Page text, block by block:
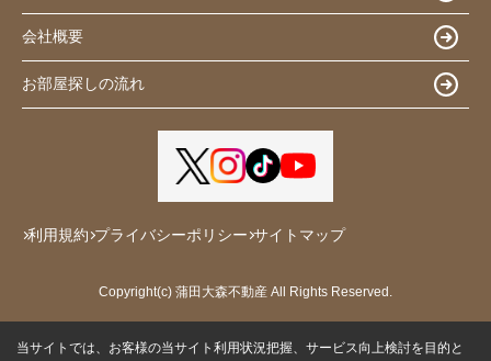
会社概要
お部屋探しの流れ
利用規約 プライバシーポリシー サイトマップ
Copyright(c) 蒲田大森不動産 All Rights Reserved.
当サイトでは、お客様の当サイト利用状況把握、サービス向上検討を目的と